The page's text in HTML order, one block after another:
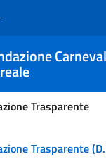
Trasparente
Trasparente